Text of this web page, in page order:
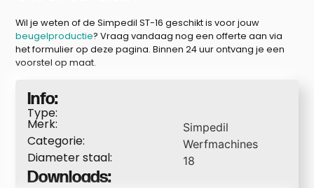
Wil je weten of de Simpedil ST-16 geschikt is voor jouw
beugelproductie? Vraag vandaag nog een offerte aan via
het formulier op deze pagina. Binnen 24 uur ontvang je een
voorstel op maat.
Info:
Type:
Merk: Simpedil
Categorie: Werfmachines
Diameter staal: 18
Downloads: